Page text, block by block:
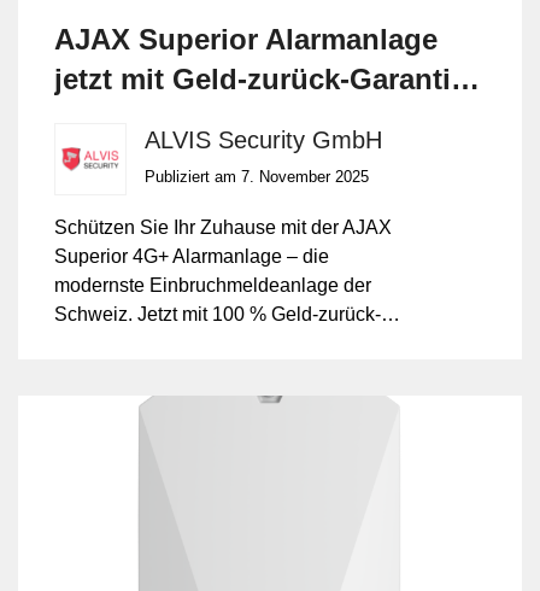
AJAX Superior Alarmanlage
jetzt mit Geld-zurück-Garantie
GmbH
ALVIS Security GmbH
Publiziert am 7. November 2025
Schützen Sie Ihr Zuhause mit der AJAX
Superior 4G+ Alarmanlage – die
modernste Einbruchmeldeanlage der
Schweiz. Jetzt mit 100 % Geld-zurück-